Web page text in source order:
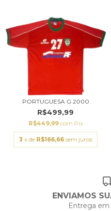
PORTUGUESA G 2000
R$499,99
R$449,99 com Pix
3 x de R$166,66 sem juros
ENVIAMOS
Entrega